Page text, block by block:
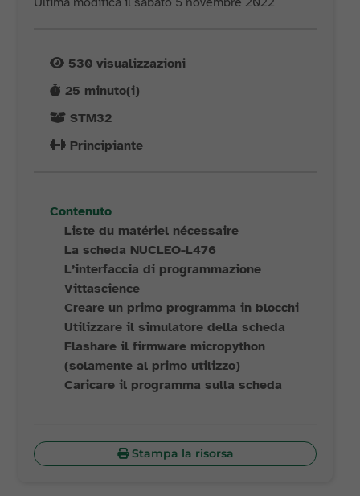
530 visualizzazioni
25 minuto(i)
STM32
Principiante
Contenuto
Liste du matériel nécessaire
La scheda NUCLEO-L476
L’interfaccia di programmazione
Vittascience
Creare un primo programma in blocchi
Utilizzare il simulatore della scheda
Flashare il firmware micropython
(solamente al primo utilizzo)
Caricare il programma sulla scheda
Stampa la risorsa